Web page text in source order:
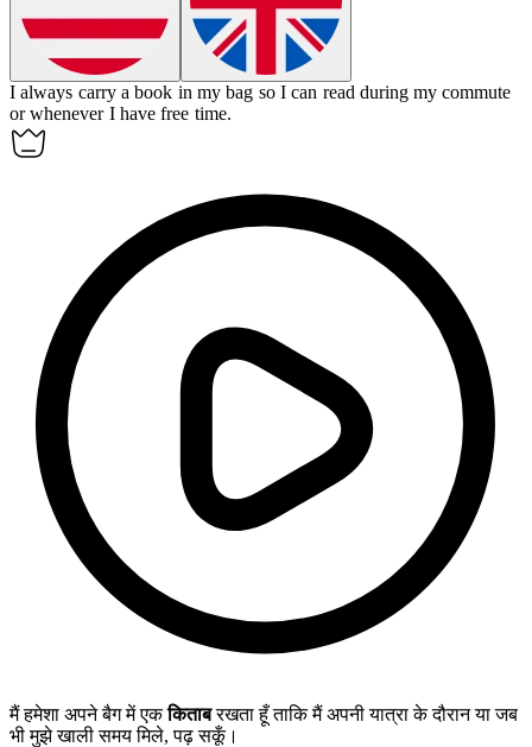
I always carry abook in my bag so I can read during my commute
or whenever I have free time.
मैं हमेशा अपने बैग में एककिताबरखता हूँ ताकि मैं अपनी यात्रा के दौरान या जब
भी मुझे खाली समय मिले, पढ़ सकूँ।